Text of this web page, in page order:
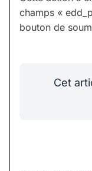
champs «
bouton de
Cet